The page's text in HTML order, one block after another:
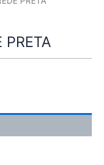
PRETA